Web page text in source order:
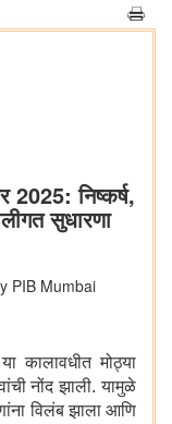
2025: निष्कर्ष,
सुधारणा
PIB Mumbai
कालावधीत मोठ्या
नोंद झाली. यामुळे
विलंब झाला आणि